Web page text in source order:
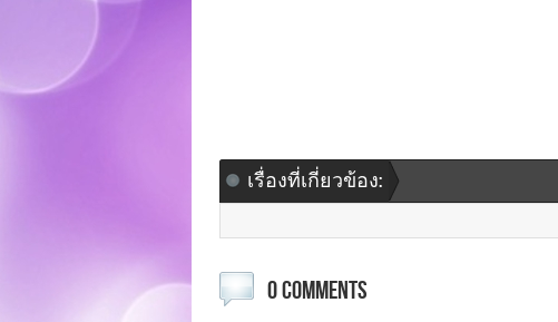
เรื่องที่เกี่ยวข้อง:
0 COMMENTS